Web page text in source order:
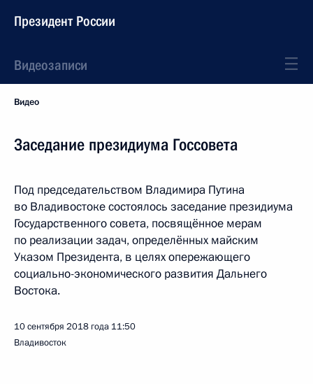
Президент России
Видеозаписи
Видео
Заседание президиума Госсовета
Под председательством Владимира Путина
во Владивостоке состоялось заседание президиума
Государственного совета, посвящённое мерам
по реализации задач, определённых майским
Указом Президента, в целях опережающего
социально-экономического развития Дальнего
Востока.
10 сентября 2018 года 11:50
Владивосток